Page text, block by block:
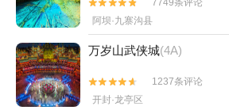


阿坝·九寨沟县
万岁山武侠城(4A)


1237条评论
开封·龙亭区